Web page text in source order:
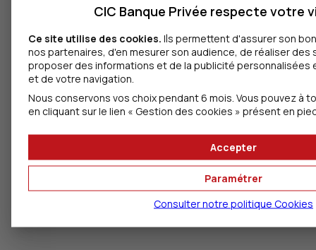
CIC Banque Privée respecte votre
Ce site utilise des cookies. Ils permettent d'assurer son
nos partenaires, d'en mesurer son audience, de réaliser
proposer des informations et de la publicité personnalisées
et de votre navigation.
Nous conservons vos choix pendant 6 mois. Vous pouvez à
en cliquant sur le lien « Gestion des cookies » présent en
Accepter
Paramétrer
Consulter notre politique Cookies